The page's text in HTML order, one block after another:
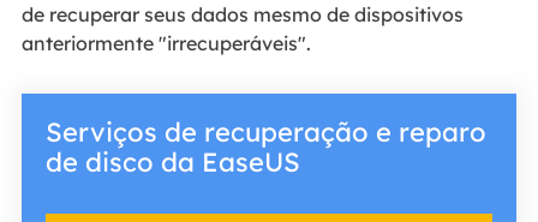
de recuperar seus dados mesmo de dispositivos
anteriormente "irrecuperáveis".
Serviços de recuperação e reparo
de disco da EaseUS